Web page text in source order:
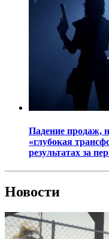
Падение продаж,
«глубокая
результатах за
Новости